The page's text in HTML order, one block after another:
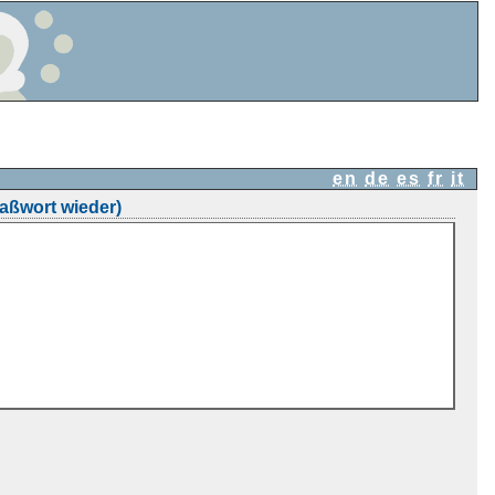
en de es fr it
wieder)